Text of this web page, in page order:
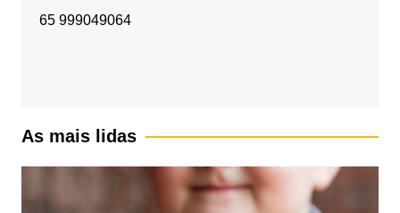
65 999049064
As mais lidas